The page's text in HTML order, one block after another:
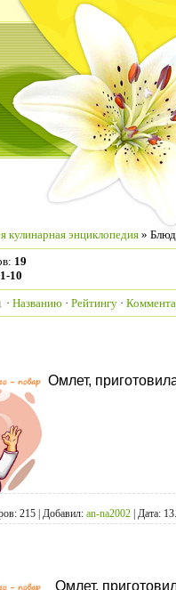
кулинарная энциклопедия »
: 19
1-10
· Названию · Рейтингу ·
Омлет,
215 | Добавил: an-na2002 | Дата:
Омлет,